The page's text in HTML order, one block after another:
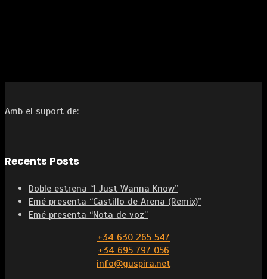
Amb el suport de:
Recents Posts
Doble estrena “I Just Wanna Know”
Emé presenta “Castillo de Arena (Remix)”
Emé presenta “Nota de voz”
+34 630 265 547
+34 695 797 056
info@guspira.net